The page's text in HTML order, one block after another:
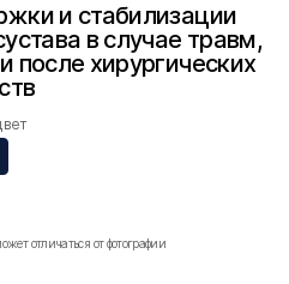
и стабилизации
в случае травм,
после хирургических
отличаться от фотографии